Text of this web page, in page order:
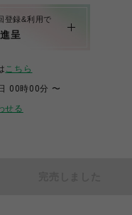
登録&利用で
呈
こちら
00時00分 〜
せる